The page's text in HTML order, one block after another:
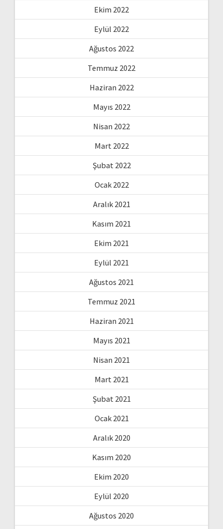
Ekim 2022
Eylül 2022
Ağustos 2022
Temmuz 2022
Haziran 2022
Mayıs 2022
Nisan 2022
Mart 2022
Şubat 2022
Ocak 2022
Aralık 2021
Kasım 2021
Ekim 2021
Eylül 2021
Ağustos 2021
Temmuz 2021
Haziran 2021
Mayıs 2021
Nisan 2021
Mart 2021
Şubat 2021
Ocak 2021
Aralık 2020
Kasım 2020
Ekim 2020
Eylül 2020
Ağustos 2020